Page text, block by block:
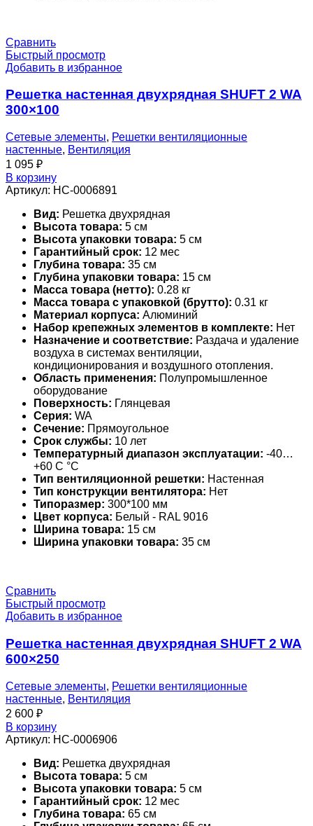
Сравнить
Быстрый просмотр
Добавить в избранное
Решетка настенная двухрядная SHUFT 2 WA
300×100
Сетевые элементы, Решетки вентиляционные
настенные, Вентиляция
1 095 ₽
В корзину
Артикул: НС-0006891
Вид: Решетка двухрядная
Высота товара: 5 см
Высота упаковки товара: 5 см
Гарантийный срок: 12 мес
Глубина товара: 35 см
Глубина упаковки товара: 15 см
Масса товара (нетто): 0.28 кг
Масса товара с упаковкой (брутто): 0.31 кг
Материал корпуса: Алюминий
Набор крепежных элементов в комплекте: Нет
Назначение и соответствие: Раздача и удаление
воздуха в системах вентиляции,
кондиционирования и воздушного отопления.
Область применения: Полупромышленное
оборудование
Поверхность: Глянцевая
Серия: WA
Сечение: Прямоугольное
Срок службы: 10 лет
Температурный диапазон эксплуатации: -40…
+60 С °С
Тип вентиляционной решетки: Настенная
Тип конструкции вентилятора: Нет
Типоразмер: 300*100 мм
Цвет корпуса: Белый - RAL 9016
Ширина товара: 15 см
Ширина упаковки товара: 35 см
Сравнить
Быстрый просмотр
Добавить в избранное
Решетка настенная двухрядная SHUFT 2 WA
600×250
Сетевые элементы, Решетки вентиляционные
настенные, Вентиляция
2 600 ₽
В корзину
Артикул: НС-0006906
Вид: Решетка двухрядная
Высота товара: 5 см
Высота упаковки товара: 5 см
Гарантийный срок: 12 мес
Глубина товара: 65 см